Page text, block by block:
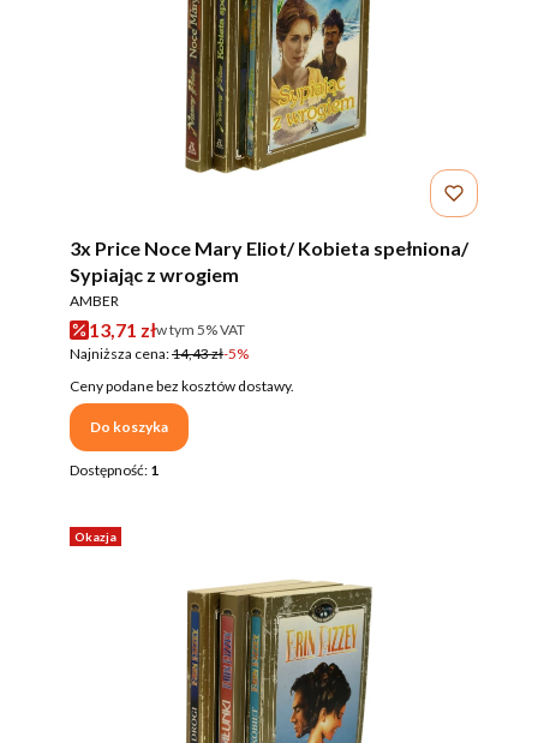
3x Price Noce Mary Eliot/ Kobieta spełniona/
Sypiając z wrogiem
PRODUCENT
AMBER
Cena promocyjna brutto
13,71 złw tym %s VAT
w tym 5%VAT
Najniższa cena:14,43 zł-5%
Ceny podane bez kosztów dostawy.
Do koszyka
Dostępność: 1
Okazja